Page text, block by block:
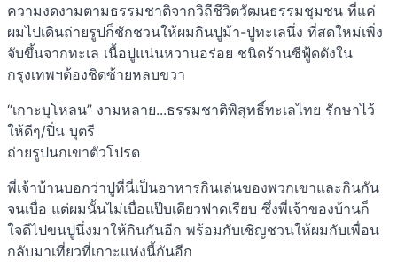
ความงดงามตามธรรมชาติจากวิถีชีวิตวัฒนธรรมชุมชน ที่แค่
ผมไปเดินถ่ายรูปก็ชักชวนให้ผมกินปูม้า-ปูทะเลนึ่ง ที่สดใหม่เพิ่ง
จับขึ้นจากทะเล เนื้อปูแน่นหวานอร่อย ชนิดร้านซีฟู้ดดังใน
กรุงเทพฯต้องชิดซ้ายหลบขวา
“เกาะบุโหลน” งามหลาย...ธรรมชาติพิสุทธิ์ทะเลไทย รักษาไว้
ให้ดีๆ/ปิ่น บุตรี
ถ่ายรูปนกเขาตัวโปรด
พี่เจ้าบ้านบอกว่าปูที่นี่เป็นอาหารกินเล่นของพวกเขาและกินกัน
จนเบื่อ แต่ผมนั้นไม่เบื่อแป๊บเดียวฟาดเรียบ ซึ่งพี่เจ้าของบ้านก็
ใจดีไปขนปูนึ่งมาให้กินกันอีก พร้อมกับเชิญชวนให้ผมกับเพื่อน
กลับมาเที่ยวที่เกาะแห่งนี้กันอีก